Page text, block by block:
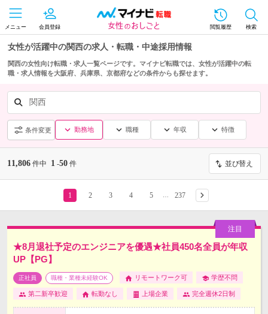
メニュー 会員登録 閲覧履歴 検索
女性が活躍中の関西の求人・転職・中途採用情報
関西の女性向け転職・求人一覧ページです。マイナビ転職では、女性が活躍中の転
職・求人情報を大阪府、兵庫県、京都府などの条件からも探せます。
関西
条件変更 勤務地 職種 年収 特徴
11,806 件中 1 -50 件 並び替え
1 2 3 4 5 237
★8月退社予定のエンジニアを優遇★社員450名全員が年収
UP【PG】
正社員 職種・業種未経験OK リモートワーク可 学歴不問
第二新卒歓迎 転勤なし 上場企業 完全週休2日制